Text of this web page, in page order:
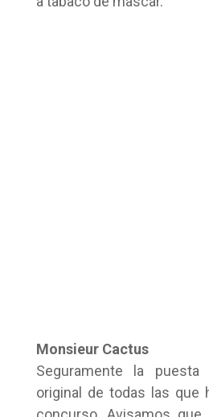
Monsieur Cactus
Seguramente la
original de todas las que